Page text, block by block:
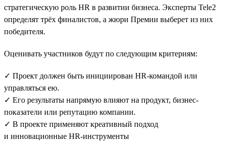
стратегическую роль HR в развитии бизнеса. Эксперты Tele2
определят трёх финалистов, а жюри Премии выберет из них
победителя.
Оценивать участников будут по следующим критериям:
✓ Проект должен быть инициирован HR-командой или
управляться ею.
✓ Его результаты напрямую влияют на продукт, бизнес-
показатели или репутацию компании.
✓ В проекте применяют креативный подход
и инновационные HR-инструменты